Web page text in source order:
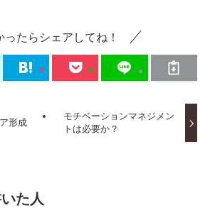
ったらシェアしてね！
形成
モチベーションマネジメン
トは必要か？
た人